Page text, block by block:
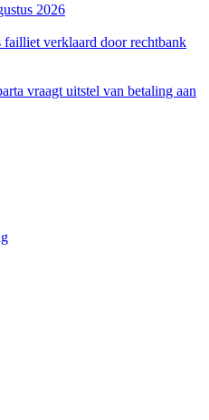
2026
verklaard door rechtbank
vraagt uitstel van betaling aan